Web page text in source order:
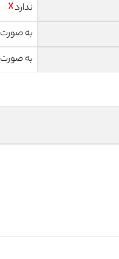
ندارد☓
به
به